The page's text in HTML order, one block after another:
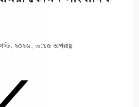
২০২৬, ৩:১৫ অপরাহ্ণ